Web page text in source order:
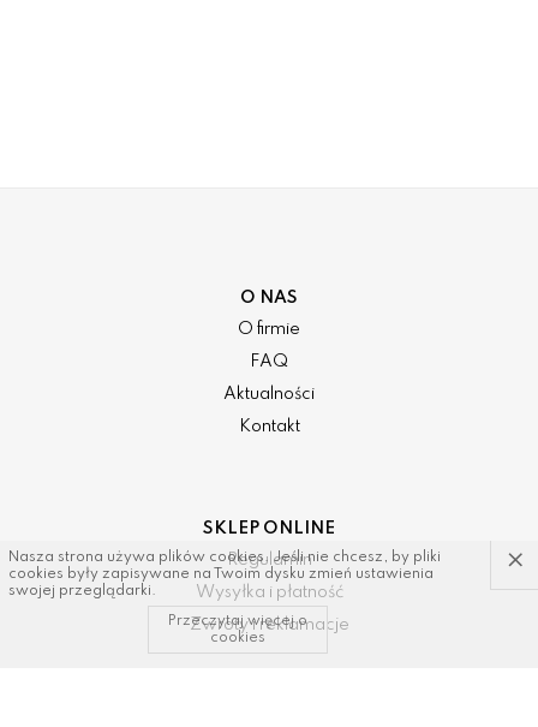
O NAS
O firmie
FAQ
Aktualności
Kontakt
SKLEP ONLINE
Regulamin
Wysyłka i płatność
Zwroty i reklamacje
Nasza strona używa plików cookies. Jeśli nie chcesz, by pliki
cookies były zapisywane na Twoim dysku zmień ustawienia
swojej przeglądarki.
×
Przeczytaj więcej o
cookies